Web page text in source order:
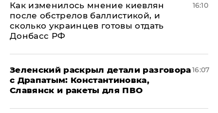
Как изменилось мнение киевлян
после обстрелов баллистикой, и
сколько украинцев готовы отдать
Донбасс РФ
16:10
​Зеленский раскрыл детали разговора
с Драпатым: Константиновка,
Славянск и ракеты для ПВО
16:07